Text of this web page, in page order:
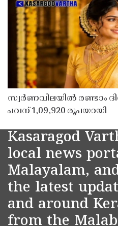
സ്വർണവിലയിൽ രണ്ടാം
പവന് 1,09,920 രൂപയായി
Kasaragod
local news
Malayalam,
the latest
and around
from the